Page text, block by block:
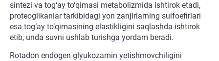
sintezi va tog‘ay to‘qimasi metabolizmida ishtirok etadi,
proteoglikanlar tarkibidagi yon zanjirlarning sulfoefirlari
esa tog‘ay to‘qimasining elastikligini saqlashda ishtirok
etib, unda suvni ushlab turishga yordam beradi.
Rotadon endogen glyukozamin yetishmovchiligini